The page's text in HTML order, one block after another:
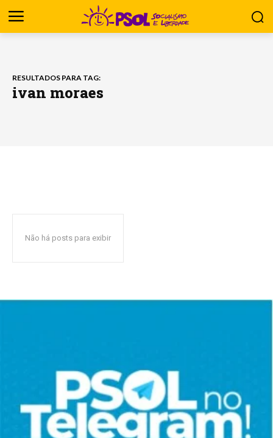
RESULTADOS PARA TAG:
ivan moraes
Não há posts para exibir